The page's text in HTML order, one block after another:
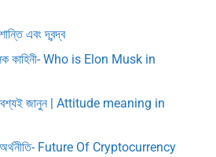
এবং দ্বন্দ্ব
কাহিনী- Who is Elon Musk in
জানুন | Attitude meaning in
অর্থনীতি- Future Of Cryptocurrency